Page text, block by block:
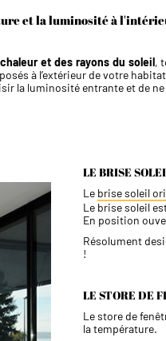
et la luminosité à
et des rayons du soleil,
à l’extérieur de votre
la luminosité entrante et de
LE BRISE
Le brise soleil
Le brise soleil
En position
Résolument
!
LE STORE DE
Le store de
la température.